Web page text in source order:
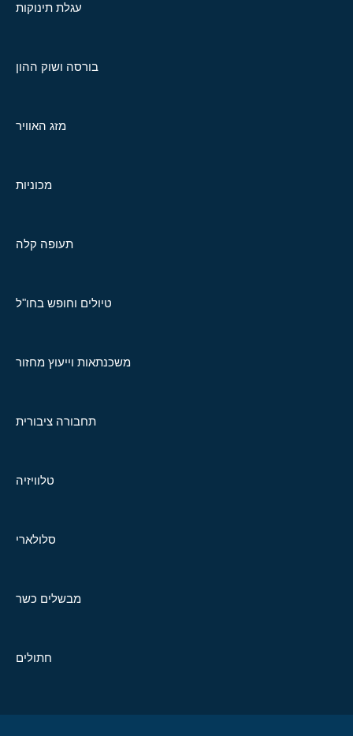
עגלת תינוקות
בורסה ושוק ההון
מזג האוויר
מכוניות
תעופה קלה
טיולים וחופש בחו"ל
משכנתאות וייעוץ מחזור
תחבורה ציבורית
טלוויזיה
סלולארי
מבשלים כשר
חתולים